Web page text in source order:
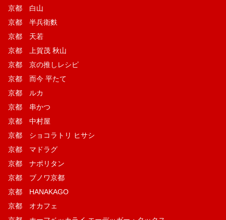
京都 白山
京都 半兵衛麩
京都 天若
京都 上賀茂 秋山
京都 京の推しレシピ
京都 而今 平たて
京都 ルカ
京都 串かつ
京都 中村屋
京都 ショコラトリ ヒサシ
京都 マドラグ
京都 ナポリタン
京都 ブノワ京都
京都 HANAKAGO
京都 オカフェ